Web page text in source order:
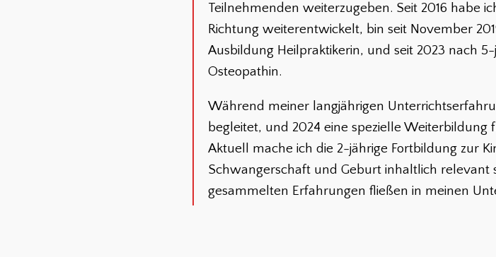
Teilnehmenden weiterzugeben. Seit 2016 habe
Richtung weiterentwickelt, bin seit November
Ausbildung Heilpraktikerin, und seit 2023 nach
Osteopathin.
Während meiner langjährigen
begleitet, und 2024 eine spezielle Weiterbildung
Aktuell mache ich die 2-jährige Fortbildung zur
Schwangerschaft und Geburt inhaltlich relevant
gesammelten Erfahrungen fließen in meinen